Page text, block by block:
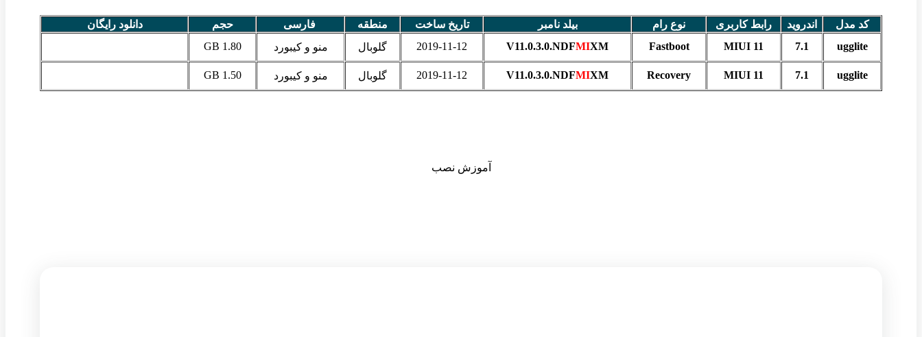
کد مدل اندروید رابط کاربری نوع رام بیلد نامبر تاریخ ساخت منطقه فارسی حجم
دانلود رایگان
ugglite
7.1
MIUI 11
Fastboot
V11.0.3.0.NDFMIXM
2019-11-12 گلوبال منو و کیبورد 1.80 GB
ugglite
7.1
MIUI 11
Recovery
V11.0.3.0.NDFMIXM
2019-11-12 گلوبال منو و کیبورد 1.50 GB
آموزش نصب